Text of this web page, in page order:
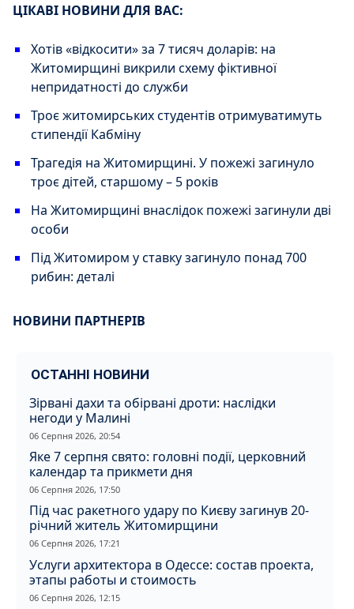
ЦІКАВІ НОВИНИ ДЛЯ ВАС:
Хотів «відкосити» за 7 тисяч доларів: на
Житомирщині викрили схему фіктивної
непридатності до служби
Троє житомирських студентів отримуватимуть
стипендії Кабміну
Трагедія на Житомирщині. У пожежі загинуло
троє дітей, старшому – 5 років
На Житомирщині внаслідок пожежі загинули дві
особи
Під Житомиром у ставку загинуло понад 700
рибин: деталі
НОВИНИ ПАРТНЕРІВ
ОСТАННІ НОВИНИ
Зірвані дахи та обірвані дроти: наслідки
негоди у Малині
06 Серпня 2026, 20:54
Яке 7 серпня свято: головні події, церковний
календар та прикмети дня
06 Серпня 2026, 17:50
Під час ракетного удару по Києву загинув 20-
річний житель Житомирщини
06 Серпня 2026, 17:21
Услуги архитектора в Одессе: состав проекта,
этапы работы и стоимость
06 Серпня 2026, 12:15